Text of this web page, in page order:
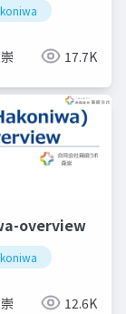
17.7K
overview
12.6K